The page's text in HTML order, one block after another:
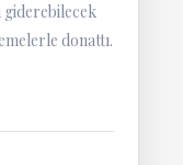
giderebilecek
donattı.